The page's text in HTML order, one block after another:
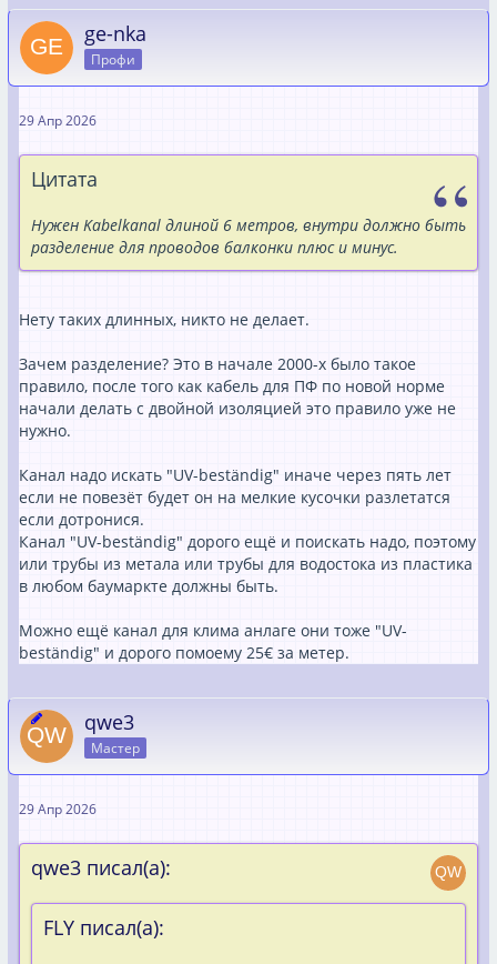
ge-nka
Профи
29 Апр 2026
Цитата
Нужен Kabelkanal длиной 6 метров, внутри должно быть
разделение для проводов балконки плюс и минус.
Нету таких длинных, никто не делает.
Зачем разделение? Это в начале 2000-х было такое
правило, после того как кабель для ПФ по новой норме
начали делать с двойной изоляцией это правило уже не
нужно.
Канал надо искать "UV-beständig" иначе через пять лет
если не повезёт будет он на мелкие кусочки разлетатся
если дотронися.
Канал "UV-beständig" дорого ещё и поискать надо, поэтому
или трубы из метала или трубы для водостока из пластика
в любом баумаркте должны быть.
Можно ещё канал для клима анлаге они тоже "UV-
beständig" и дорого помоему 25€ за метер.
qwe3
Мастер
29 Апр 2026
qwe3 писал(а):
FLY писал(а):